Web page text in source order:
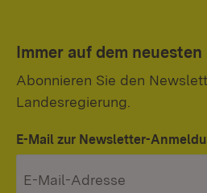
Immer auf dem neuesten
Abonnieren Sie den
Landesregierung.
E-Mail zur Newsletter-